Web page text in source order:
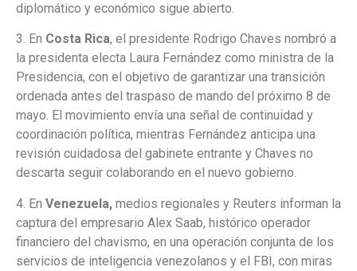
diplomático y económico sigue abierto.
3. En Costa Rica, el presidente Rodrigo Chaves nombró a
la presidenta electa Laura Fernández como ministra de la
Presidencia, con el objetivo de garantizar una transición
ordenada antes del traspaso de mando del próximo 8 de
mayo. El movimiento envía una señal de continuidad y
coordinación política, mientras Fernández anticipa una
revisión cuidadosa del gabinete entrante y Chaves no
descarta seguir colaborando en el nuevo gobierno.
4. En Venezuela, medios regionales y Reuters informan la
captura del empresario Alex Saab, histórico operador
financiero del chavismo, en una operación conjunta de los
servicios de inteligencia venezolanos y el FBI, con miras